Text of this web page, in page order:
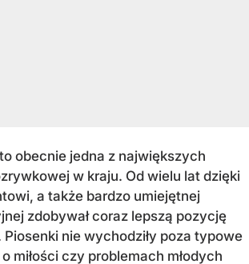
obecnie jedna z największych
w kraju. Od wielu lat dzięki
a także bardzo umiejętnej
zdobywał coraz lepszą pozycję
Piosenki nie wychodziły poza typowe
miłości czy problemach młodych